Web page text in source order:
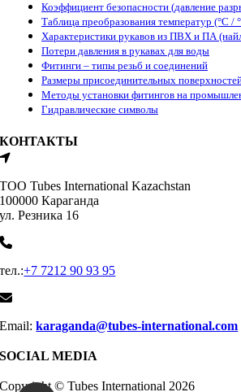
Коэффициент безопасности (давление
Таблица преобразования температур (°C /
Характеристики рукавов из ПВХ и ПА
Потери давления в рукавах для воды
Фитинги – типы резьб и соединений
Размеры присоединительных
Методы установки фитингов на
Гидравлические символы
КОНТАКТЫ
ТОО Tubes International Kazachstan
100000 Караганда
ул. Резника 16
тел.:+7 7212 90 93 95
Email:karaganda@tubes-international.com
SOCIAL MEDIA
Copyright © Tubes International 2026